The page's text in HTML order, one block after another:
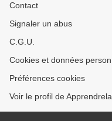
Contact
Signaler un abus
C.G.U.
Cookies et données
Préférences cookies
Voir le profil de